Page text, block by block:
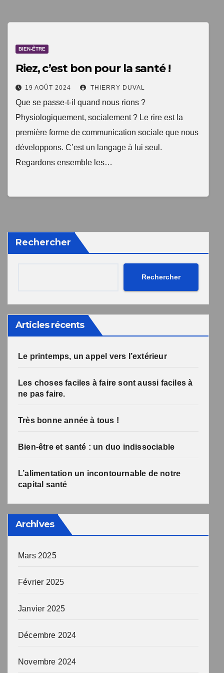
BIEN-ÊTRE
Riez, c’est bon pour la santé !
19 AOÛT 2024 THIERRY DUVAL
Que se passe-t-il quand nous rions ?
Physiologiquement, socialement ? Le rire est la
première forme de communication sociale que nous
développons. C’est un langage à lui seul.
Regardons ensemble les…
Rechercher
Rechercher
Articles récents
Le printemps, un appel vers l’extérieur
Les choses faciles à faire sont aussi faciles à
ne pas faire.
Très bonne année à tous !
Bien-être et santé : un duo indissociable
L’alimentation un incontournable de notre
capital santé
Archives
Mars 2025
Février 2025
Janvier 2025
Décembre 2024
Novembre 2024
"Les clés du bien vieillir en bonne santé"
TopEquilibre.fr pour vous envoyer votre newsletter contenant
désabonnement intégré dans la newsletter.
Une erreur est survenue lors de la soumission du
Votre inscription a bien été prise en compte, et le livre